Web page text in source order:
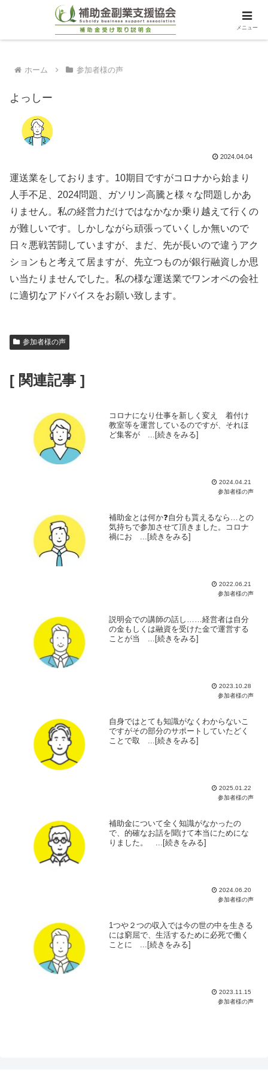
ホーム 参加者様の声
よっしー
2024.04.04
運送業をしております。10期目ですがコロナから始まり
人手不足、2024問題、ガソリン高騰と様々な問題しかあ
りません。私の経営力だけではなかなか乗り越えて行くの
が難しいです。しかしながら頑張っていくしか無いので
日々悪戦苦闘していますが、まだ、先が長いので違うアク
ションもと考えて居ますが、先立つものが銀行融資しか思
い当たりませんでした。私の様な運送業でワンオペの会社
に適切なアドバイスをお願い致します。
参加者様の声
[ 関連記事 ]
コロナになり仕事を新しく変え 着付け
教室等を運営しているのですが、それほ
ど集客が ...[続きをみる]
2024.04.21
参加者様の声
補助金とは何か❓自分も貰えるなら…との
気持ちで参加させて頂きました。コロナ
禍にお ...[続きをみる]
2022.06.21
参加者様の声
説明会での講師の話し……経営者は自分
の金もしくは融資を受けた金で運営する
ことが当 ...[続きをみる]
2023.10.28
参加者様の声
自身ではとても知識がなくわからないこ
ですがその部分のサポートしていたどく
ことで取 ...[続きをみる]
2025.01.22
参加者様の声
補助金について全く知識がなかったの
で、的確なお話を聞けて本当にためにな
りました。 ...[続きをみる]
2024.06.20
参加者様の声
1つや２つの収入では今の世の中を生きる
には窮屈で、生活するために必死で働く
ことに ...[続きをみる]
2023.11.15
参加者様の声
メニュー